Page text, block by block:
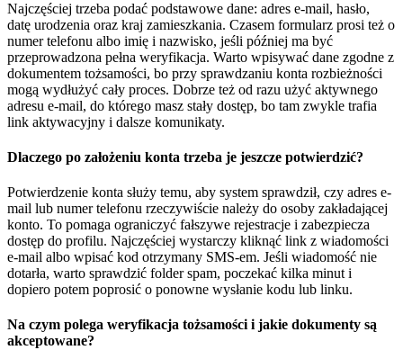
Najczęściej trzeba podać podstawowe dane: adres e-mail, hasło,
datę urodzenia oraz kraj zamieszkania. Czasem formularz prosi też o
numer telefonu albo imię i nazwisko, jeśli później ma być
przeprowadzona pełna weryfikacja. Warto wpisywać dane zgodne z
dokumentem tożsamości, bo przy sprawdzaniu konta rozbieżności
mogą wydłużyć cały proces. Dobrze też od razu użyć aktywnego
adresu e-mail, do którego masz stały dostęp, bo tam zwykle trafia
link aktywacyjny i dalsze komunikaty.
Dlaczego po założeniu konta trzeba je jeszcze potwierdzić?
Potwierdzenie konta służy temu, aby system sprawdził, czy adres e-
mail lub numer telefonu rzeczywiście należy do osoby zakładającej
konto. To pomaga ograniczyć fałszywe rejestracje i zabezpiecza
dostęp do profilu. Najczęściej wystarczy kliknąć link z wiadomości
e-mail albo wpisać kod otrzymany SMS-em. Jeśli wiadomość nie
dotarła, warto sprawdzić folder spam, poczekać kilka minut i
dopiero potem poprosić o ponowne wysłanie kodu lub linku.
Na czym polega weryfikacja tożsamości i jakie dokumenty są
akceptowane?